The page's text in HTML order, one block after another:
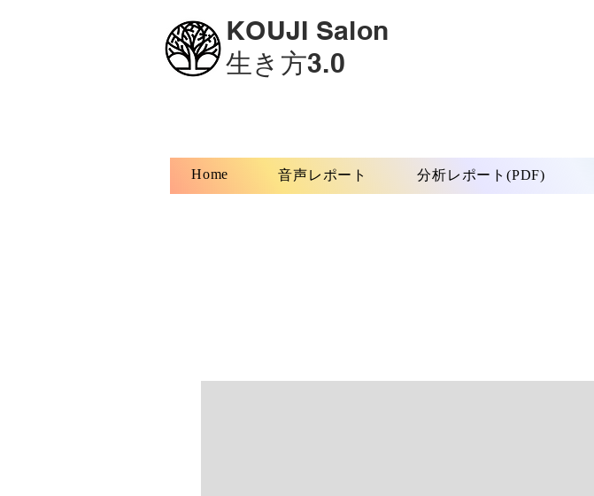
KOUJI Salon
生き方3.0
Home 音声レポート 分析レポート(PDF)